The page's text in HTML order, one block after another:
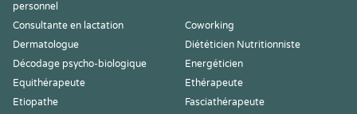
personnel
Consultante en lactation
Coworking
Dermatologue
Diététicien Nutritionniste
Décodage psycho-biologique
Energéticien
Equithérapeute
Ethérapeute
Etiopathe
Fasciathérapeute